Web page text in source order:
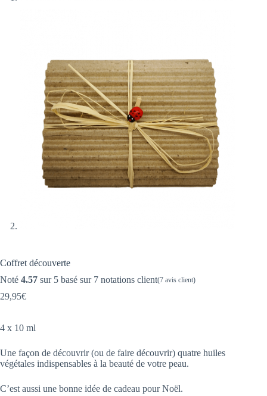
Coffret découverte
Noté 4.57 sur 5 basé sur 7 notations client(7 avis client)
29,95€
4 x 10 ml
Une façon de découvrir (ou de faire découvrir) quatre huiles
végétales indispensables à la beauté de votre peau.
C’est aussi une bonne idée de cadeau pour Noël.